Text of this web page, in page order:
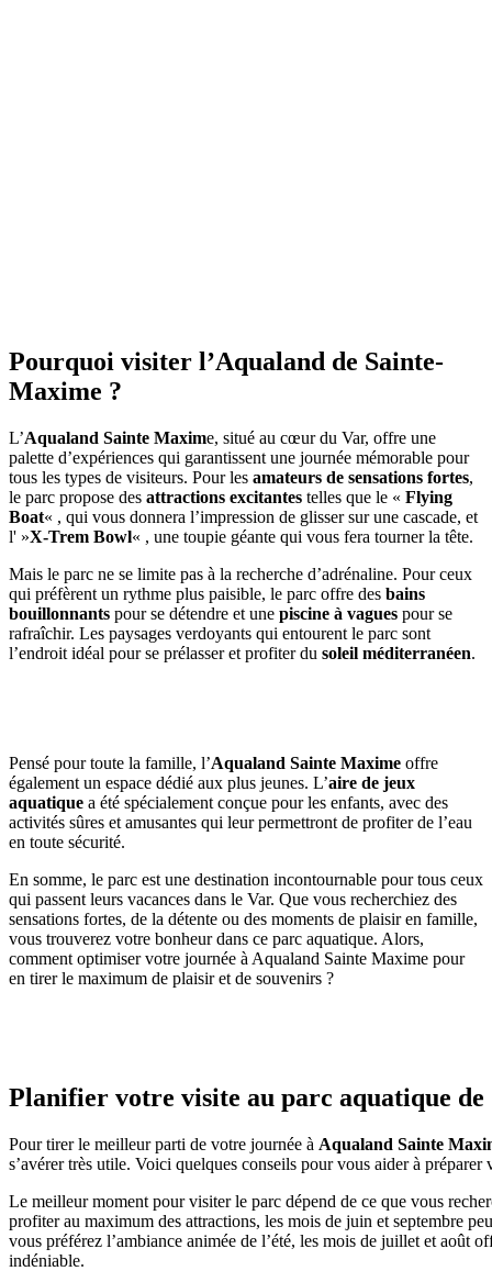
Pourquoi visiter l’Aqualand de Sainte-
Maxime ?
L’Aqualand Sainte Maxime, situé au cœur du Var, offre une
palette d’expériences qui garantissent une journée mémorable pour
tous les types de visiteurs. Pour les amateurs de sensations fortes,
le parc propose des attractions excitantes telles que le « Flying
Boat« , qui vous donnera l’impression de glisser sur une cascade, et
l' »X-Trem Bowl« , une toupie géante qui vous fera tourner la tête.
Mais le parc ne se limite pas à la recherche d’adrénaline. Pour ceux
qui préfèrent un rythme plus paisible, le parc offre des bains
bouillonnants pour se détendre et une piscine à vagues pour se
rafraîchir. Les paysages verdoyants qui entourent le parc sont
l’endroit idéal pour se prélasser et profiter du soleil méditerranéen.
Pensé pour toute la famille, l’Aqualand Sainte Maxime offre
également un espace dédié aux plus jeunes. L’aire de jeux
aquatique a été spécialement conçue pour les enfants, avec des
activités sûres et amusantes qui leur permettront de profiter de l’eau
en toute sécurité.
En somme, le parc est une destination incontournable pour tous ceux
qui passent leurs vacances dans le Var. Que vous recherchiez des
sensations fortes, de la détente ou des moments de plaisir en famille,
vous trouverez votre bonheur dans ce parc aquatique. Alors,
comment optimiser votre journée à Aqualand Sainte Maxime pour
en tirer le maximum de plaisir et de souvenirs ?
Planifier votre visite au parc aquatique
Pour tirer le meilleur parti de votre journée à Aqualand Sainte
s’avérer très utile. Voici quelques conseils pour vous aider à préparer
Le meilleur moment pour visiter le parc dépend de ce que vous
profiter au maximum des attractions, les mois de juin et septembre
vous préférez l’ambiance animée de l’été, les mois de juillet et août
indéniable.